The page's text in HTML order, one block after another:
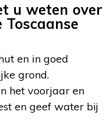
u weten over
en in goed
grond.
het voorjaar en
en geef water bij